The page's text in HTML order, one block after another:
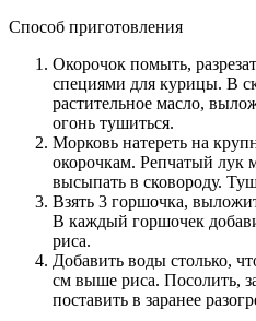
Способ приготовления
Окорочок помыть,
специями для курицы. В
растительное масло,
огонь тушиться.
Морковь натереть на
окорочкам. Репчатый лук
высыпать в сковороду.
Взять 3 горшочка,
В каждый горшочек
риса.
Добавить воды столько,
см выше риса. Посолить,
поставить в заранее